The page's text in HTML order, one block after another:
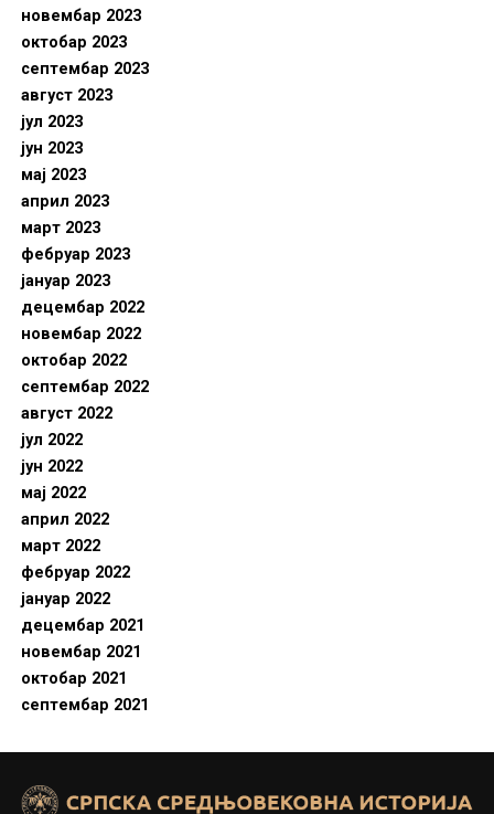
новембар 2023
октобар 2023
септембар 2023
август 2023
јул 2023
јун 2023
мај 2023
април 2023
март 2023
фебруар 2023
јануар 2023
децембар 2022
новембар 2022
октобар 2022
септембар 2022
август 2022
јул 2022
јун 2022
мај 2022
април 2022
март 2022
фебруар 2022
јануар 2022
децембар 2021
новембар 2021
октобар 2021
септембар 2021